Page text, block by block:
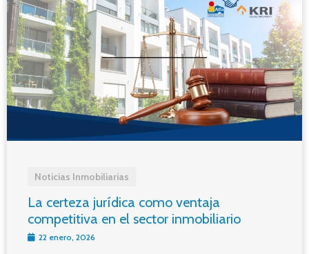
Noticias Inmobiliarias
La certeza jurídica como ventaja
competitiva en el sector inmobiliario
22 enero, 2026